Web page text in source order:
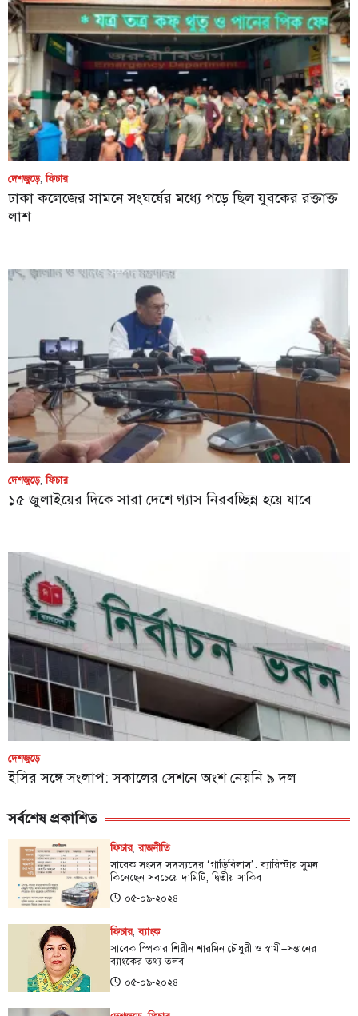
দেশজুড়ে,ফিচার
ঢাকা কলেজের সামনে সংঘর্ষের মধ্যে পড়ে ছিল যুবকের রক্তাক্ত
লাশ
দেশজুড়ে,ফিচার
১৫ জুলাইয়ের দিকে সারা দেশে গ্যাস নিরবচ্ছিন্ন হয়ে যাবে
দেশজুড়ে
ইসির সঙ্গে সংলাপ: সকালের সেশনে অংশ নেয়নি ৯ দল
সর্বশেষ প্রকাশিত
ফিচার,রাজনীতি
সাবেক সংসদ সদস্যদের ‘গাড়িবিলাস’: ব্যারিস্টার সুমন
কিনেছেন সবচেয়ে দামিটি, দ্বিতীয় সাকিব
০৫-০৯-২০২৪
ফিচার,ব্যাংক
সাবেক স্পিকার শিরীন শারমিন চৌধুরী ও স্বামী–সন্তানের
ব্যাংকের তথ্য তলব
০৫-০৯-২০২৪